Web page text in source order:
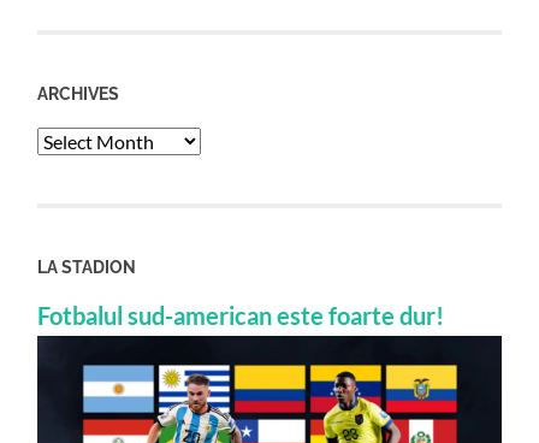
ARCHIVES
Archives
LA STADION
Fotbalul sud-american este foarte dur!